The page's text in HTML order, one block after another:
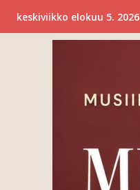
keskiviikko elokuu 5. 2026